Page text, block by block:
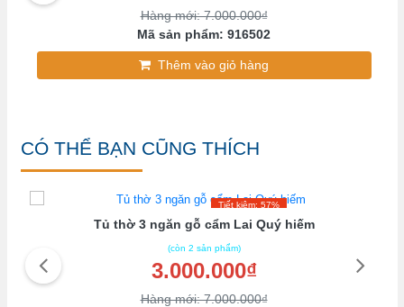
Hàng mới: 7.000.000₫
Mã sản phẩm: 916502
Thêm vào giỏ hàng
CÓ THỂ BẠN CŨNG THÍCH
Tiết kiệm: 57%
Tủ thờ 3 ngăn gỗ cẩm Lai Quý hiếm
(còn 2 sản phẩm)
3.000.000₫
Hàng mới: 7.000.000₫